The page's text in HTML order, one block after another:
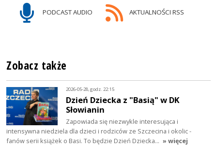
PODCAST AUDIO AKTUALNOŚCI RSS
Zobacz także
2026-05-28, godz. 22:15
Dzień Dziecka z "Basią" w DK
Słowianin
Zapowiada się niezwykle interesująca i
intensywna niedziela dla dzieci i rodziców ze Szczecina i okolic -
fanów serii książek o Basi. To będzie Dzień Dziecka… » więcej